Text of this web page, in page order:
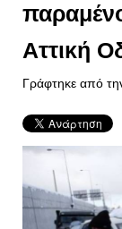
Αττική
Γράφτηκε από